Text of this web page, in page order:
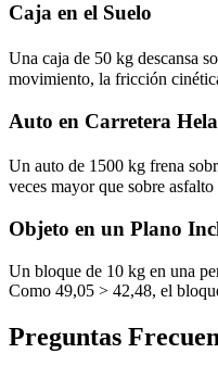
Caja en el Suelo
Una caja de 50 kg descansa
movimiento, la fricción
Auto en Carretera
Un auto de 1500 kg frena
veces mayor que sobre asfalto
Objeto en un Plano
Un bloque de 10 kg en una
Como 49,05 > 42,48, el
Preguntas